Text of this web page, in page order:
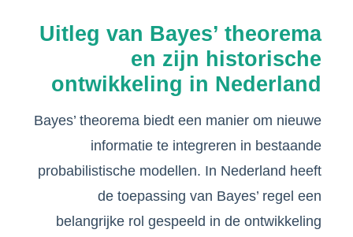
Uitleg van Bayes’ theorema
en zijn historische
ontwikkeling in Nederland
Bayes’ theorema biedt een manier om nieuwe
informatie te integreren in bestaande
probabilistische modellen. In Nederland heeft
de toepassing van Bayes’ regel een
belangrijke rol gespeeld in de ontwikkeling